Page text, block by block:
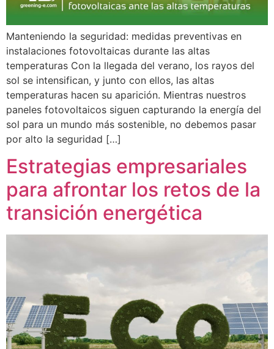
Manteniendo la seguridad: medidas preventivas en
instalaciones fotovoltaicas durante las altas
temperaturas Con la llegada del verano, los rayos del
sol se intensifican, y junto con ellos, las altas
temperaturas hacen su aparición. Mientras nuestros
paneles fotovoltaicos siguen capturando la energía del
sol para un mundo más sostenible, no debemos pasar
por alto la seguridad […]
Estrategias empresariales
para afrontar los retos de la
transición energética